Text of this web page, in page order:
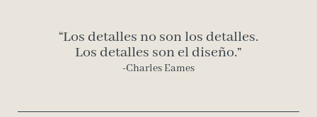
“Los detalles no son los detalles.
Los detalles son el diseño.”
-Charles Eames